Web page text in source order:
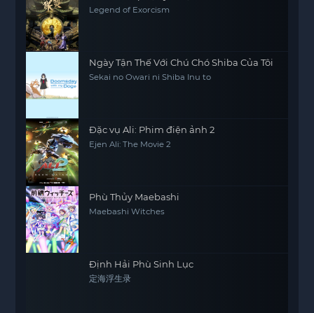
Legend of Exorcism
Ngày Tận Thế Với Chú Chó Shiba Của Tôi
Sekai no Owari ni Shiba Inu to
Đặc vụ Ali: Phim điện ảnh 2
Ejen Ali: The Movie 2
Phù Thủy Maebashi
Maebashi Witches
Định Hải Phù Sinh Lục
定海浮生录